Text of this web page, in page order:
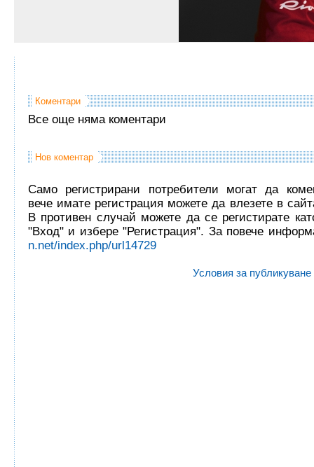
Коментари
Все още няма коментари
Нов коментар
Само регистрирани потребители могат да
вече имате регистрация можете да влезете в
В противен случай можете да се регистирате
"Вход" и избере "Регистрация". За повече
n.net/index.php/url14729
Условия за